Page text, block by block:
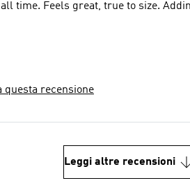
time. Feels great, true to size.
questa recensione
Leggi altre recensioni